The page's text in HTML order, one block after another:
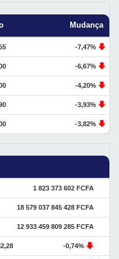
Mudança
-7,47%
-6,67%
-4,20%
-3,93%
-3,82%
1 823 373 602 FCFA
18 579 037 845 428 FCFA
12 933 459 809 285 FCFA
-0,74%